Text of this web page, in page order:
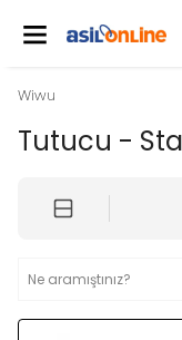
Wiwu
Tutucu -